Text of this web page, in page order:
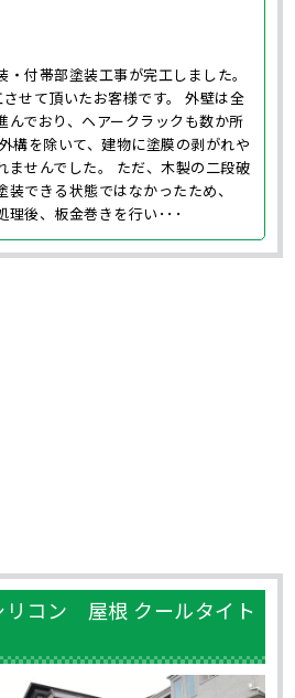
付帯部塗装工事が完工しました。
せて頂いたお客様です。 外壁は全
んでおり、ヘアークラックも数か所
構を除いて、建物に塗膜の剥がれや
ませんでした。 ただ、木製の二段破
できる状態ではなかったため、
理後、板金巻きを行い･･･
リコン 屋根 クールタイト